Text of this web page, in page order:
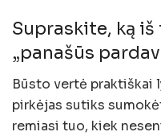
Supraskite, ką
„panašūs
Būsto vertė praktiškai
pirkėjas sutiks
remiasi tuo, kiek